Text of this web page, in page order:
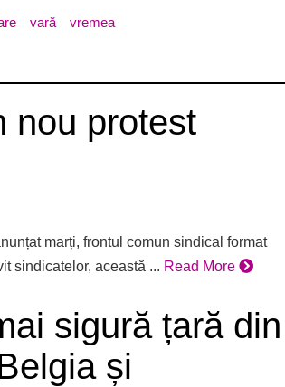
vară vremea
nou protest
marți, frontul comun sindical format
sindicatelor, această ... Read More
sigură țară din
și